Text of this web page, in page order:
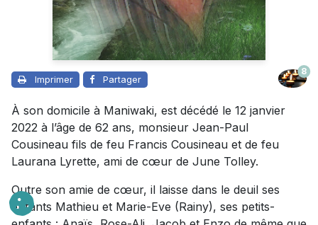
Imprimer Partager
8
À son domicile à Maniwaki, est décédé le 12 janvier
2022 à l’âge de 62 ans, monsieur Jean-Paul
Cousineau fils de feu Francis Cousineau et de feu
Laurana Lyrette, ami de cœur de June Tolley.
Outre son amie de cœur, il laisse dans le deuil ses
enfants Mathieu et Marie-Eve (Rainy), ses petits-